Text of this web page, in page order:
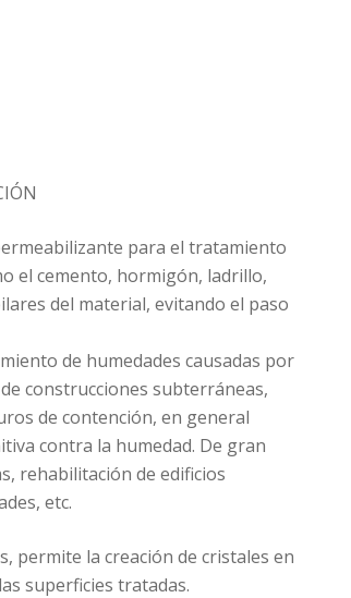
para el tratamiento
el cemento, hormigón, ladrillo,
del material, evitando el paso
de humedades causadas por
construcciones subterráneas,
de contención, en general
contra la humedad. De gran
rehabilitación de edificios
etc.
permite la creación de cristales en
superficies tratadas.